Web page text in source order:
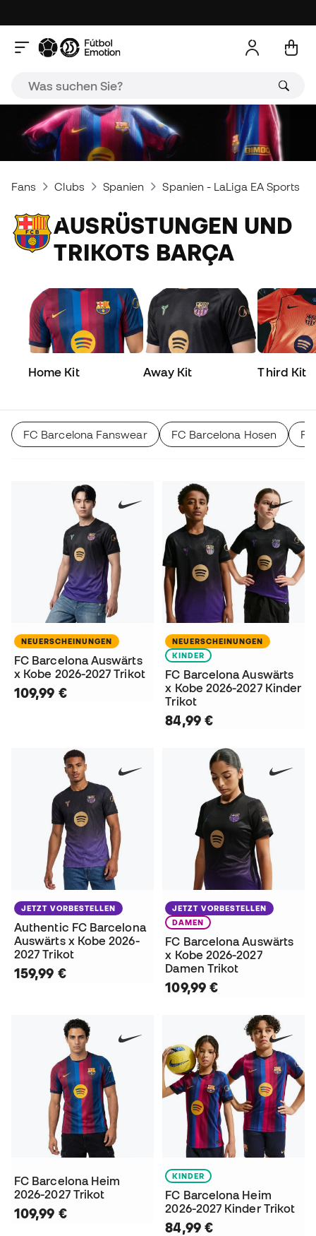
Fans Clubs Spanien Spanien - LaLiga EA Sports
AUSRÜSTUNGEN UND
TRIKOTS BARÇA
Home Kit Away Kit Third Kit
FC Barcelona Fanswear FC Barcelona Hosen
NEUERSCHEINUNGEN
FC Barcelona Auswärts
x Kobe 2026-2027 Trikot
109,99 €
NEUERSCHEINUNGEN
KINDER
FC Barcelona Auswärts
x Kobe 2026-2027 Kinder
Trikot
84,99 €
JETZT VORBESTELLEN
Authentic FC Barcelona
Auswärts x Kobe 2026-
2027 Trikot
159,99 €
JETZT VORBESTELLEN
DAMEN
FC Barcelona Auswärts
x Kobe 2026-2027
Damen Trikot
109,99 €
FC Barcelona Heim
2026-2027 Trikot
109,99 €
KINDER
FC Barcelona Heim
2026-2027 Kinder Trikot
84,99 €